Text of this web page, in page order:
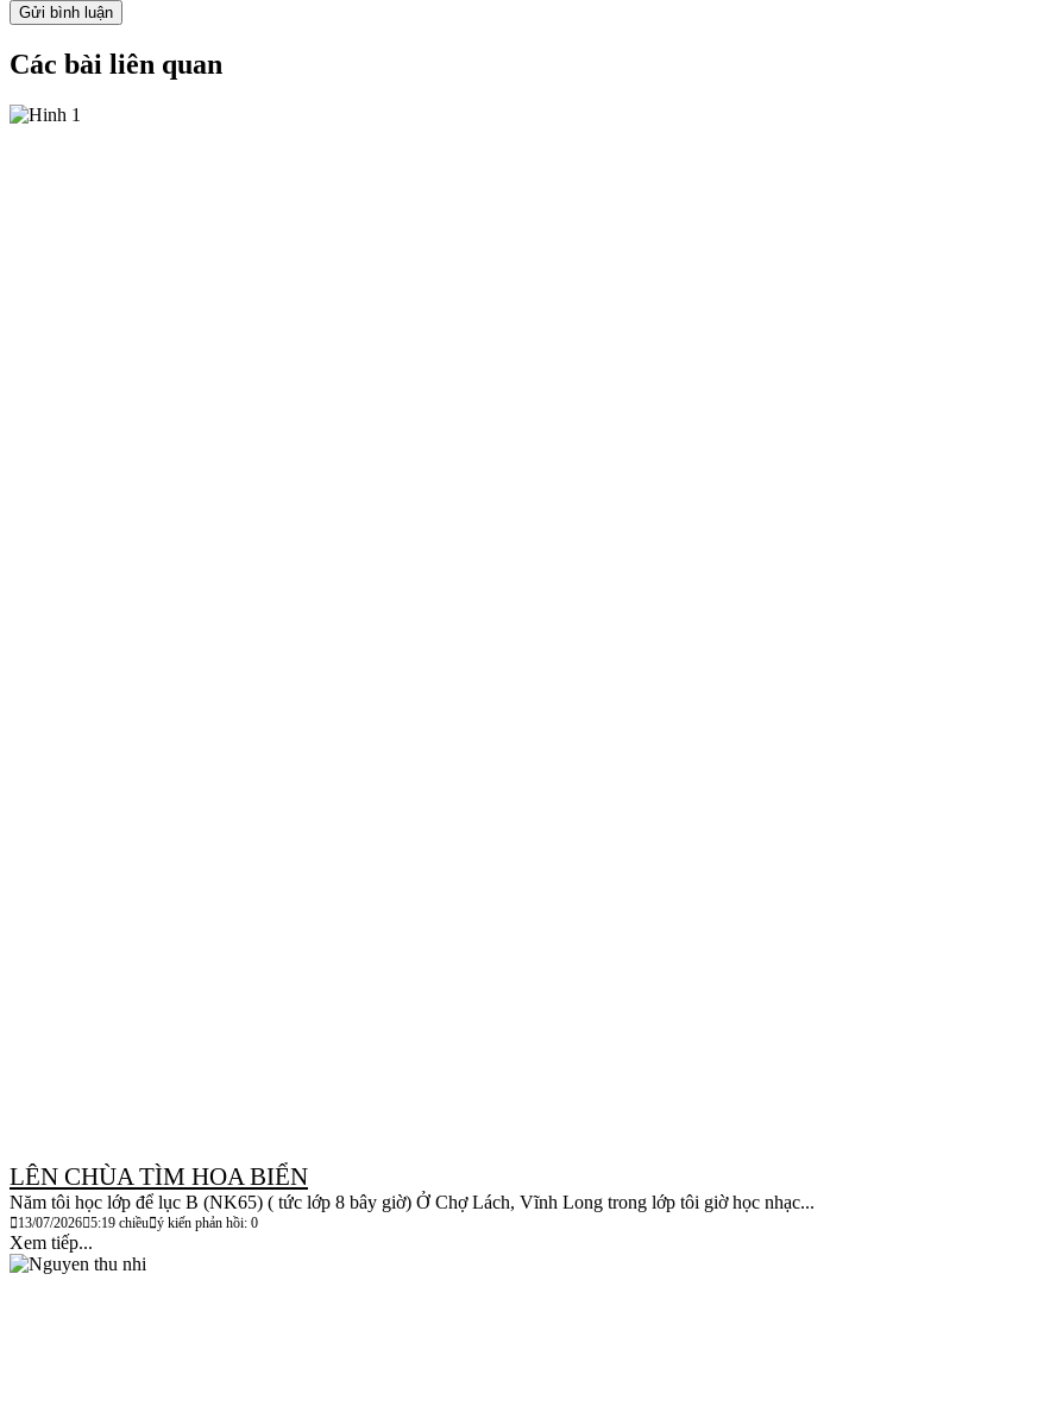
Các bài liên quan
LÊN CHÙA TÌM HOA BIỂN
Năm tôi học lớp để lục B (NK65) ( tức lớp 8 bây giờ) Ở Chợ Lách, Vĩnh Long trong lớp tôi giờ học nhạc...
13/07/2026 5:19 chiều ý kiến phản hồi: 0
Xem tiếp...